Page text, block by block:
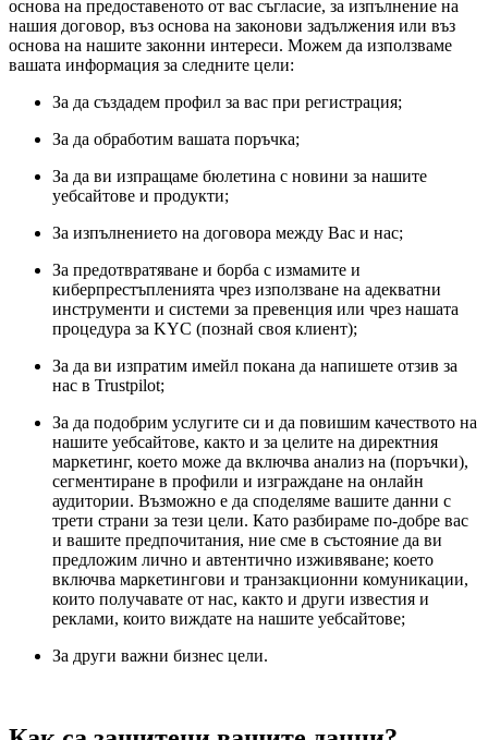
основа на предоставеното от вас съгласие, за изпълнение на
нашия договор, въз основа на законови задължения или въз
основа на нашите законни интереси. Можем да използваме
вашата информация за следните цели:
За да създадем профил за вас при регистрация;
За да обработим вашата поръчка;
За да ви изпращаме бюлетина с новини за нашите
уебсайтове и продукти;
За изпълнението на договора между Вас и нас;
За предотвратяване и борба с измамите и
киберпрестъпленията чрез използване на адекватни
инструменти и системи за превенция или чрез нашата
процедура за KYC (познай своя клиент);
За да ви изпратим имейл покана да напишете отзив за
нас в Trustpilot;
За да подобрим услугите си и да повишим качеството на
нашите уебсайтове, както и за целите на директния
маркетинг, което може да включва анализ на (поръчки),
сегментиране в профили и изграждане на онлайн
аудитории. Възможно е да споделяме вашите данни с
трети страни за тези цели. Като разбираме по-добре вас
и вашите предпочитания, ние сме в състояние да ви
предложим лично и автентично изживяване; което
включва маркетингови и транзакционни комуникации,
които получавате от нас, както и други известия и
реклами, които виждате на нашите уебсайтове;
За други важни бизнес цели.